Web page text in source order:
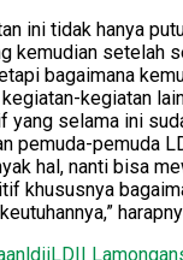
ini tidak hanya
kemudian setelah
bagaimana
kegiatan
selama ini
pemuda-pemuda
hal, nanti bisa
khususnya
ldiiLDII Lamongan